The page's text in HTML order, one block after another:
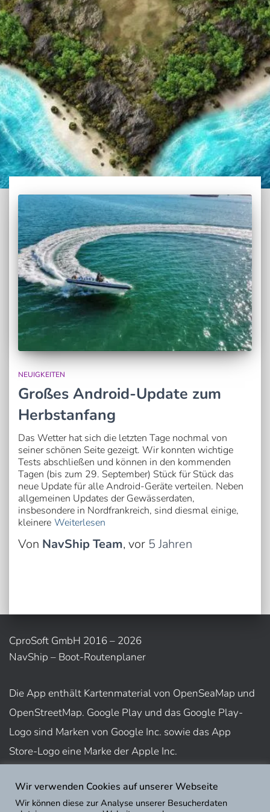
NEUIGKEITEN
Großes Android-Update zum
Herbstanfang
Das Wetter hat sich die letzten Tage nochmal von
seiner schönen Seite gezeigt. Wir konnten wichtige
Tests abschließen und können in den kommenden
Tagen (bis zum 29. September) Stück für Stück das
neue Update für alle Android-Geräte verteilen. Neben
allgemeinen Updates der Gewässerdaten,
insbesondere in Nordfrankreich, sind diesmal einige,
kleinere Weiterlesen
Von NavShip Team, vor 5 Jahren
CproSoft GmbH 2016 – 2026
NavShip – Boot-Routenplaner
Die App enthält Kartenmaterial von OpenSeaMap und
OpenStreetMap. Google Play und das Google Play-
Logo sind Marken von Google Inc. sowie das App
Store-Logo eine Marke der Apple Inc.
Nutzungsbedingungen
Impressum
Wir verwenden Cookies auf unserer Webseite
Wir können diese zur Analyse unserer Besucherdaten